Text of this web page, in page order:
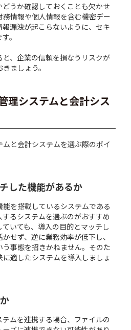
うか確認しておくことも欠かせ
情報や個人情報を含む機密デー
漏洩が起こらないように、セキ
。
、企業の信頼を損なうリスクが
ましょう。
理システムと会計シス
と会計システムを選ぶ際のポイ
した機能があるか
を搭載しているシステムである
るシステムを選ぶのがおすすめ
いても、導入の目的とマッチし
せず、逆に業務効率が低下し、
事態を招きかねません。そのた
適したシステムを導入しましょ
ムを連携する場合、ファイルの